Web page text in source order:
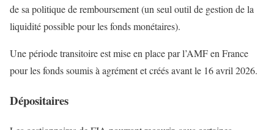
de sa politique de remboursement (un seul outil de gestion de la
liquidité possible pour les fonds monétaires).
Une période transitoire est mise en place par l’AMF en France
pour les fonds soumis à agrément et créés avant le 16 avril 2026.
Dépositaires